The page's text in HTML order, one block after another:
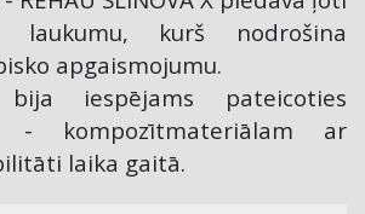
laukumu, kurš nodrošina
apgaismojumu.
iespējams pateicoties
- kompozītmateriālam ar
laika gaitā.